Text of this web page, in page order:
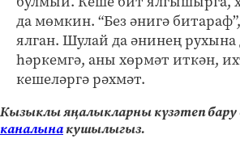
да мөмкин. “Без әнигә
ялган. Шулай да әнинең
һәркемгә, аны хөрмәт иткән,
кешеләргә рәхмәт.
Кызыклы яңалыкларны күзәтеп бару
каналынакушылыгыз.